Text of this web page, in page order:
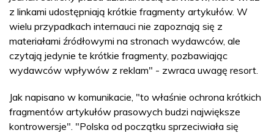
z linkami udostępniają krótkie fragmenty artykułów. W
wielu przypadkach internauci nie zapoznają się z
materiałami źródłowymi na stronach wydawców, ale
czytają jedynie te krótkie fragmenty, pozbawiając
wydawców wpływów z reklam" - zwraca uwagę resort.
Jak napisano w komunikacie, "to właśnie ochrona krótkich
fragmentów artykułów prasowych budzi największe
kontrowersje". "Polska od początku sprzeciwiała się